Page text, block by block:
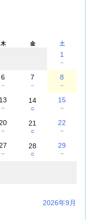
木 金 土
1
－
6
－
7
－
8
－
13
－
14
○
15
－
20
－
21
○
22
－
27
－
28
○
29
－
2026年9月